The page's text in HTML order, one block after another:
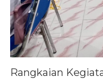
Rangkaian